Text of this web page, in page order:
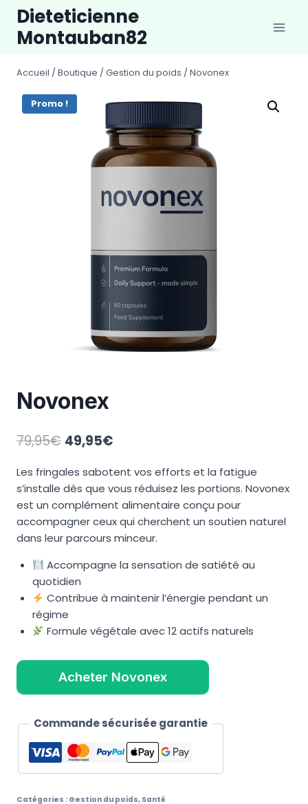
Aller
contenu
Dieteticienne
Montauban82
Accueil / Boutique / Gestion du poids / Novonex
Promo !
Novonex
79,95€ Le
initial
était :
79,95€.
49,95€Le
actuel
est :
49,95€.
Les fringales sabotent vos efforts et la fatigue
s’installe dès que vous réduisez les portions. Novonex
est un complément alimentaire conçu pour
accompagner ceux qui cherchent un soutien naturel
dans leur parcours minceur.
Accompagne la sensation de satiété au
quotidien
Contribue à maintenir l’énergie pendant un
régime
Formule végétale avec 12 actifs naturels
Acheter Novonex
Commande sécurisée garantie
Catégories : Gestion du poids, Santé